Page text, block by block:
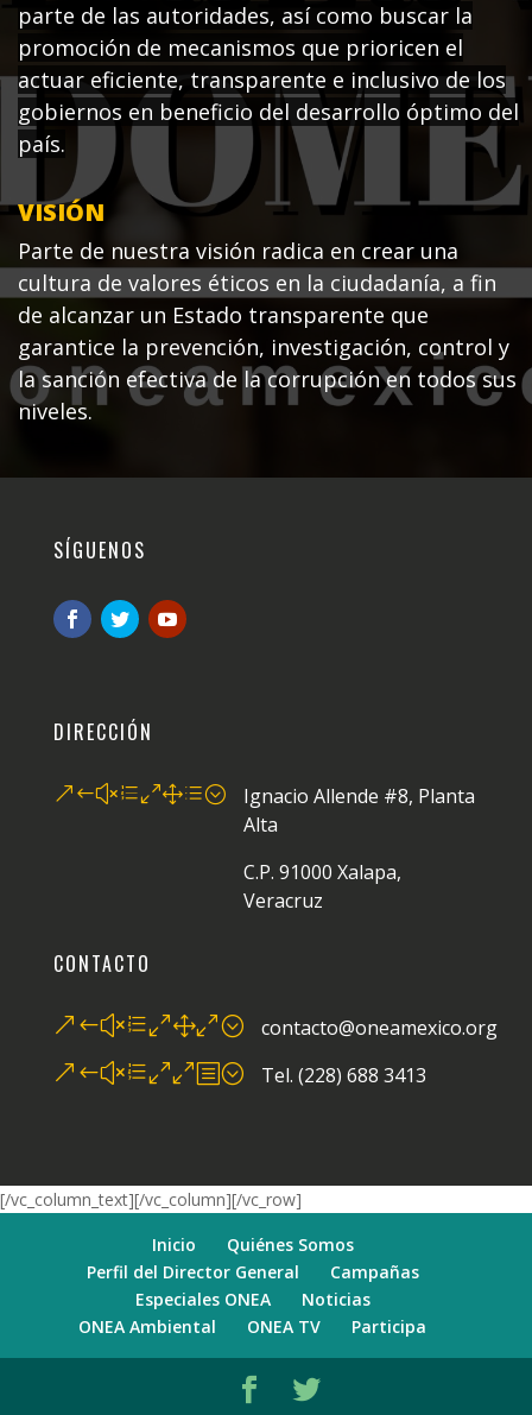
parte de las autoridades, así como buscar la
promoción de mecanismos que prioricen el
actuar eficiente, transparente e inclusivo de los
gobiernos en beneficio del desarrollo óptimo del
país.
VISIÓN
Parte de nuestra visión radica en crear una
cultura de valores éticos en la ciudadanía, a fin
de alcanzar un Estado transparente que
garantice la prevención, investigación, control y
la sanción efectiva de la corrupción en todos sus
niveles.
SÍGUENOS
DIRECCIÓN
&#xe01d;
Ignacio Allende #8, Planta
Alta
C.P. 91000 Xalapa,
Veracruz
CONTACTO
&#xe010; contacto@oneamexico.org
&#xe00b; Tel. (228) 688 3413
[/vc_column_text][/vc_column][/vc_row]
Inicio
Quiénes Somos
Perfil del Director General
Campañas
Especiales ONEA
Noticias
ONEA Ambiental
ONEA TV Participa